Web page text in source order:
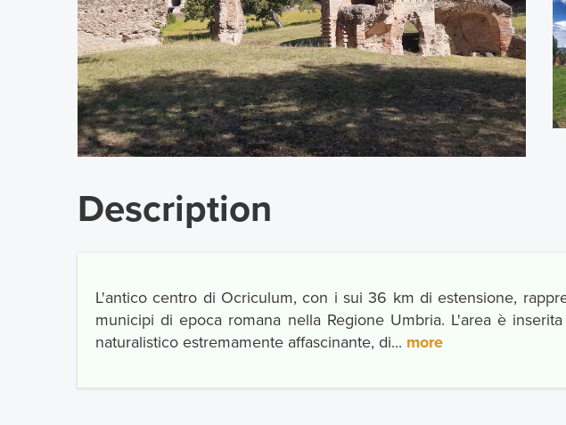
Description
L'antico centro di Ocriculum, con i sui 36 km di estensione,
municipi di epoca romana nella Regione Umbria. L'area è
naturalistico estremamente affascinante, di... more